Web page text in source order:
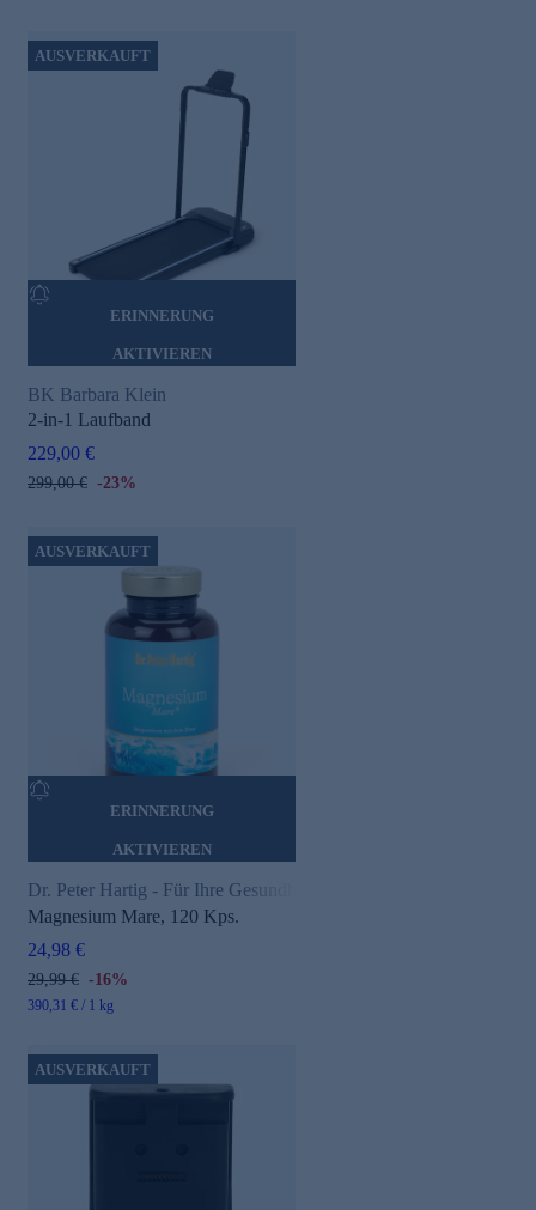
AUSVERKAUFT
ERINNERUNG
AKTIVIEREN
BK Barbara Klein
2-in-1 Laufband
229,00 €
299,00 € -23%
AUSVERKAUFT
ERINNERUNG
AKTIVIEREN
Dr. Peter Hartig - Für Ihre Gesundheit
Magnesium Mare, 120 Kps.
24,98 €
29,99 € -16%
390,31 € / 1 kg
AUSVERKAUFT